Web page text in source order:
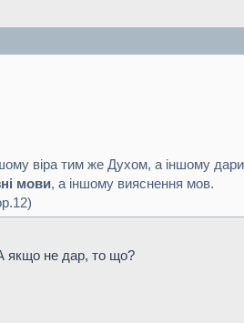
віра тим же Духом, а іншому
мови, а іншому вияснення мов.
якщо не дар, то що?